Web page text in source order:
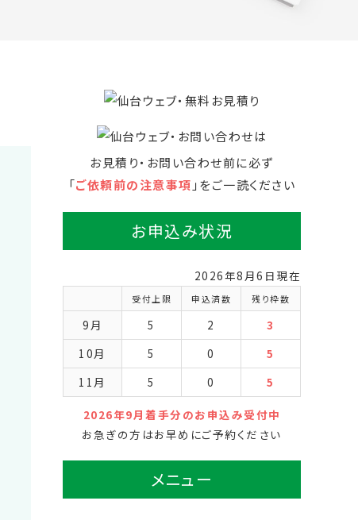
お見積り・お問い合わせ前に必ず
「ご依頼前の注意事項 」をご一読ください
お申込み状況
2026年8月6日現在
受付上限 申込済数 残り枠数
9月 5 2
3
10月
5 0
5
11月
5 0 5
2026年9月着手分のお申込み受付中
お急ぎの方はお早めにご予約ください
メニュー